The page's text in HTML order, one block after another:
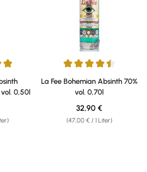
von 4.89 von 5 Sternen
0,50l
Preis:
Durchschnittliche Bewertung
La Fee Bohemian Absinth 70%
vol. 0,70l
(47,00 € / 1 Liter)
Regulärer Preis:
32,90 €